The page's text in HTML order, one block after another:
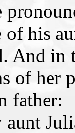
of his
And in
of her
father: